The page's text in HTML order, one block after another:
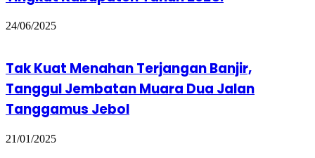
24/06/2025
Tak Kuat Menahan Terjangan Banjir,
Tanggul Jembatan Muara Dua Jalan
Tanggamus Jebol
21/01/2025